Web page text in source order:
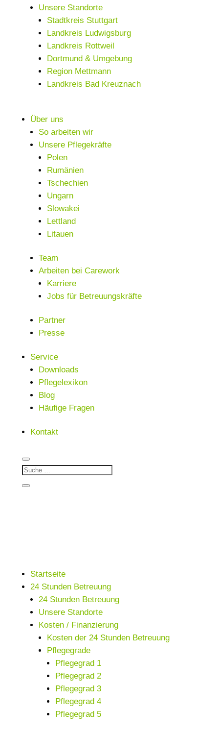
Unsere Standorte
Stadtkreis Stuttgart
Landkreis Ludwigsburg
Landkreis Rottweil
Dortmund & Umgebung
Region Mettmann
Landkreis Bad Kreuznach
Über uns
So arbeiten wir
Unsere Pflegekräfte
Polen
Rumänien
Tschechien
Ungarn
Slowakei
Lettland
Litauen
Team
Arbeiten bei Carework
Karriere
Jobs für Betreuungskräfte
Partner
Presse
Service
Downloads
Pflegelexikon
Blog
Häufige Fragen
Kontakt
Startseite
24 Stunden Betreuung
24 Stunden Betreuung
Unsere Standorte
Kosten / Finanzierung
Kosten der 24 Stunden Betreuung
Pflegegrade
Pflegegrad 1
Pflegegrad 2
Pflegegrad 3
Pflegegrad 4
Pflegegrad 5